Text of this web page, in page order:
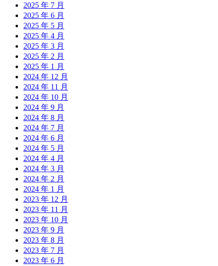
2025 年 7 月
2025 年 6 月
2025 年 5 月
2025 年 4 月
2025 年 3 月
2025 年 2 月
2025 年 1 月
2024 年 12 月
2024 年 11 月
2024 年 10 月
2024 年 9 月
2024 年 8 月
2024 年 7 月
2024 年 6 月
2024 年 5 月
2024 年 4 月
2024 年 3 月
2024 年 2 月
2024 年 1 月
2023 年 12 月
2023 年 11 月
2023 年 10 月
2023 年 9 月
2023 年 8 月
2023 年 7 月
2023 年 6 月